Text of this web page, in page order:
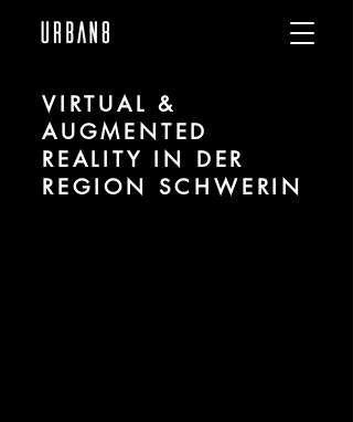
VIRTUAL &
AUGMENTED
REALITY IN DER
REGION SCHWERIN